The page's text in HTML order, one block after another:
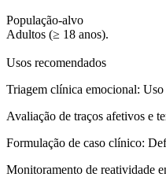
População-alvo
Adultos (≥ 18 anos).
Usos recomendados
Triagem clínica emocional:
Avaliação de traços afetivos e
Formulação de caso clínico:
Monitoramento de reatividade